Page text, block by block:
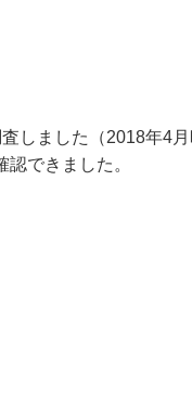
しました（2018年4
できました。